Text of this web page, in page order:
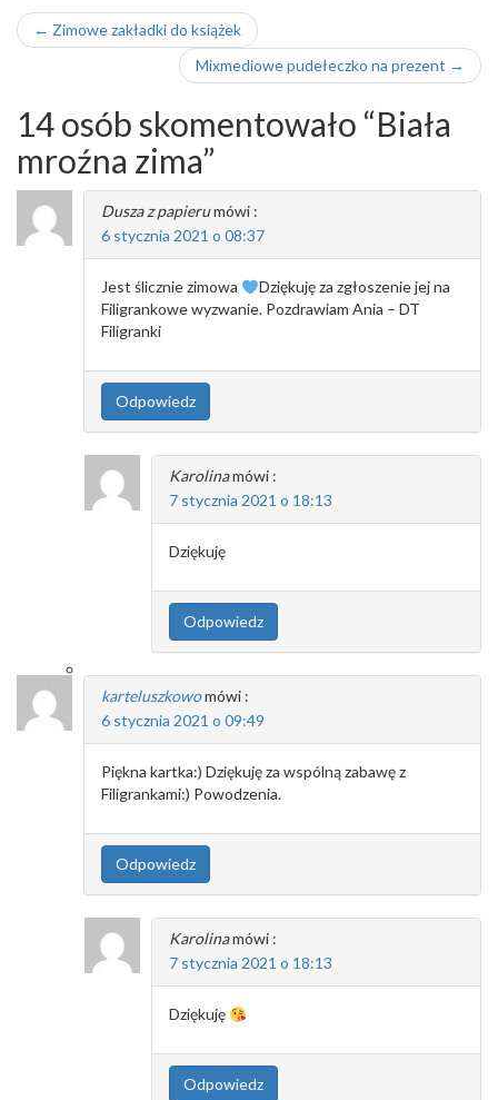
Nawigacja
← Zimowe zakładki do książek
Mixmediowe pudełeczko na prezent →
14 osób skomentowało “Biała
mroźna zima”
Dusza z papierumówi :
6 stycznia 2021 o 08:37
Jest ślicznie zimowa
Dziękuję za zgłoszenie jej na
Filigrankowe wyzwanie. Pozdrawiam Ania – DT
Filigranki
Odpowiedz
Karolinamówi :
7 stycznia 2021 o 18:13
Dziękuję
Odpowiedz
karteluszkowomówi :
6 stycznia 2021 o 09:49
Piękna kartka:) Dziękuję za wspólną zabawę z
Filigrankami:) Powodzenia.
Odpowiedz
Karolinamówi :
7 stycznia 2021 o 18:13
Dziękuję
Odpowiedz